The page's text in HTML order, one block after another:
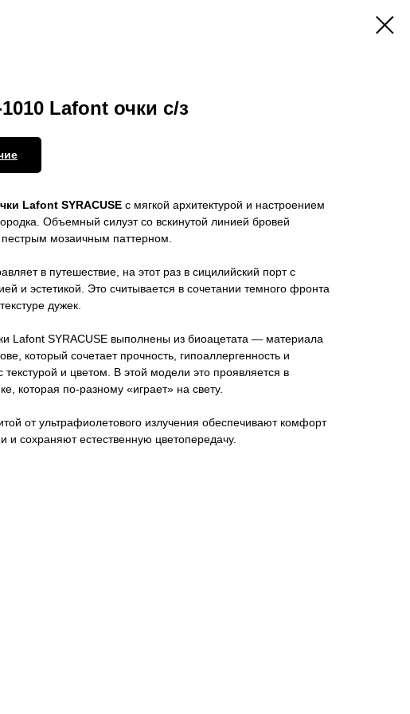
Lafont очки с/з
Lafont SYRACUSE с мягкой архитектурой и настроением
Объемный силуэт со вскинутой линией бровей
мозаичным паттерном.
в путешествие, на этот раз в сицилийский порт с
и эстетикой. Это считывается в сочетании темного фронта
дужек.
Lafont SYRACUSE выполнены из биоацетата — материала
который сочетает прочность, гипоаллергенность и
текстурой и цветом. В этой модели это проявляется в
которая по-разному «играет» на свету.
от ультрафиолетового излучения обеспечивают комфорт
и сохраняют естественную цветопередачу.